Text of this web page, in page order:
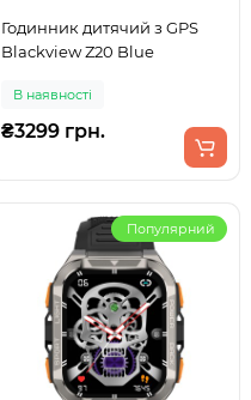
Годинник дитячий з GPS
Blackview Z20 Blue
В наявності
₴3299 грн.
Популярний